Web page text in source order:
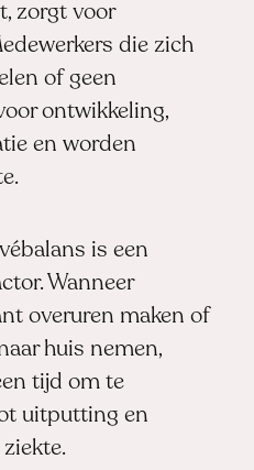
zorgt voor
die zich
of geen
ontwikkeling,
en worden
is een
Wanneer
overuren maken of
huis nemen,
tijd om te
uitputting en